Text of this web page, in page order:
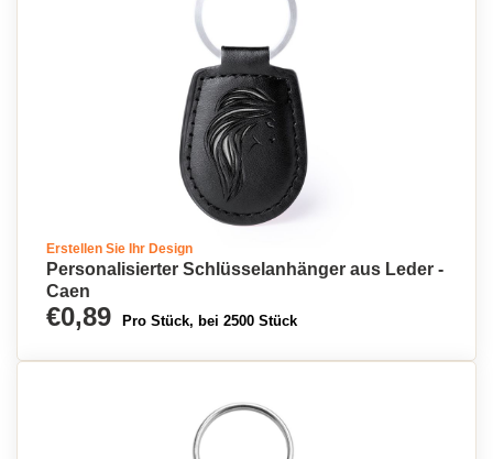
Erstellen Sie Ihr Design
Personalisierter Schlüsselanhänger aus Leder -
Caen
€0,89 Pro Stück, bei 2500 Stück